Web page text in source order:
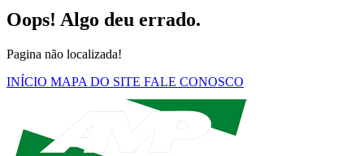
Oops! Algo deu errado.
Pagina não localizada!
INÍCIO MAPA DO SITE FALE CONOSCO